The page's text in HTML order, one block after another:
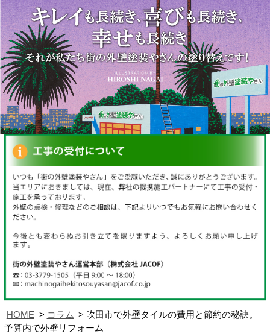
HOME コラム
吹田市で外壁タイルの費用と節約の秘訣。
予算内で外壁リフォーム